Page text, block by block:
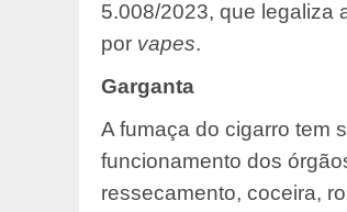
5.008/2023, que legaliza
por vapes.
Garganta
A fumaça do cigarro tem
funcionamento dos
ressecamento, coceira,